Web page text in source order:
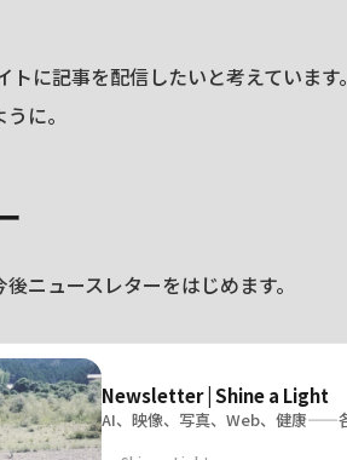
に記事を配信したいと考えています。
に。
ニュースレターをはじめます。
Newsletter | Shine a Light